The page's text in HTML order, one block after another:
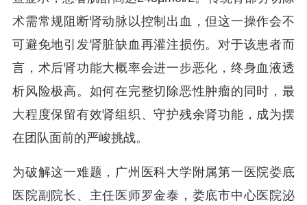
术需常规阻断肾动脉以控制出血，但这一操作会不
可避免地引发肾脏缺血再灌注损伤。对于该患者而
言，术后肾功能大概率会进一步恶化，终身血液透
析风险极高。如何在完整切除恶性肿瘤的同时，最
大程度保留有效肾组织、守护残余肾功能，成为摆
在团队面前的严峻挑战。
为破解这一难题，广州医科大学附属第一医院娄底
医院副院长、主任医师罗金泰，娄底市中心医院泌